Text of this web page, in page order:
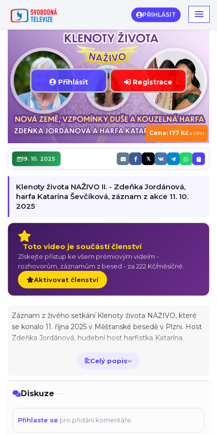
PŘIHLÁSIT
Cena: 177 Kč s DPH
Přihlásit Registrace
19. 10. 2025 𝕏
Klenoty života NAŽIVO II. - Zdeňka Jordánová,
harfa Katarína Ševčíková, záznam z akce 11. 10.
2025
Toto video je součástí členství
Získejte přístup ke všem prémiovým videím -
rozhovorům, záznamům z besed - za 222 Kč/měsíčně.
Aktivovat členství
Záznam z živého setkání Klenoty života NAŽIVO, které
se konalo 11. října 2025 v Měšťanské besedě v Plzni. Host
Zdeňka Jordánová, hudební host harfistka Katarína
Nová Země, vzpomínky duše a kouzelná harfa Pokud
ZDE podívat na krátkou ukázku. Toto setkání se neslo v
duchu Nové Země. Naše srdce naplnily příběhy Zdeňky
Toto spojení se nás všech dotýkalo až do hloubek našich
duší. V průběhu večera vyvstala témata vzpomínky na
Celý popis
Diskuze
Přihlaste se pro přidání komentáře.